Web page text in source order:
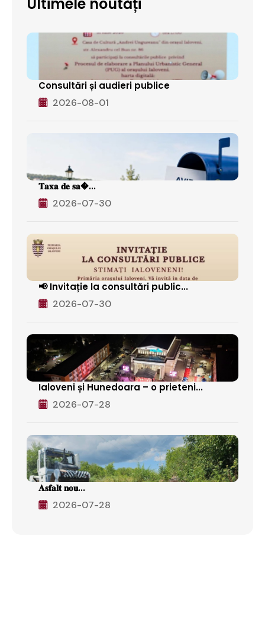
Consultări și audieri publice
2026-08-01
𝐓𝐚𝐱𝐚 𝐝𝐞 𝐬𝐚�...
2026-07-30
📢 Invitație la consultări public...
2026-07-30
Ialoveni și Hunedoara – o prieteni...
2026-07-28
𝐀𝐬𝐟𝐚𝐥𝐭 𝐧𝐨𝐮...
2026-07-28